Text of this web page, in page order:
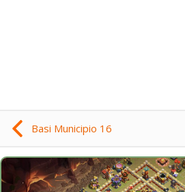
Basi Municipio 16